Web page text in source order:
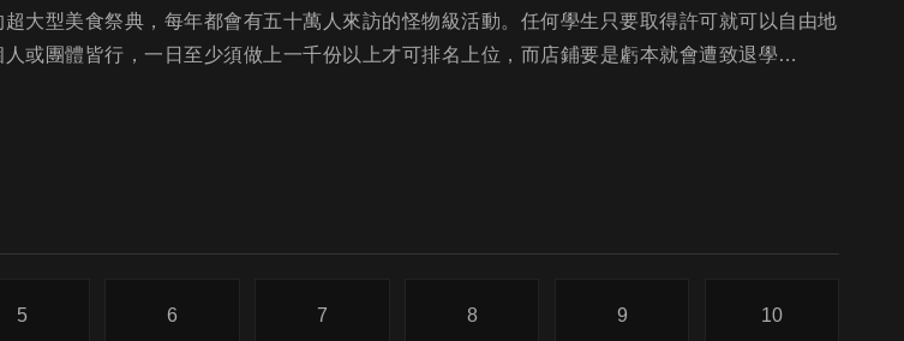
超大型美食祭典，每年都會有五十萬人來訪的怪物級活動。任何學生只要取得許可就可以自由地
人或團體皆行，一日至少須做上一千份以上才可排名上位，而店鋪要是虧本就會遭致退學…
5 6 7 8 9 10